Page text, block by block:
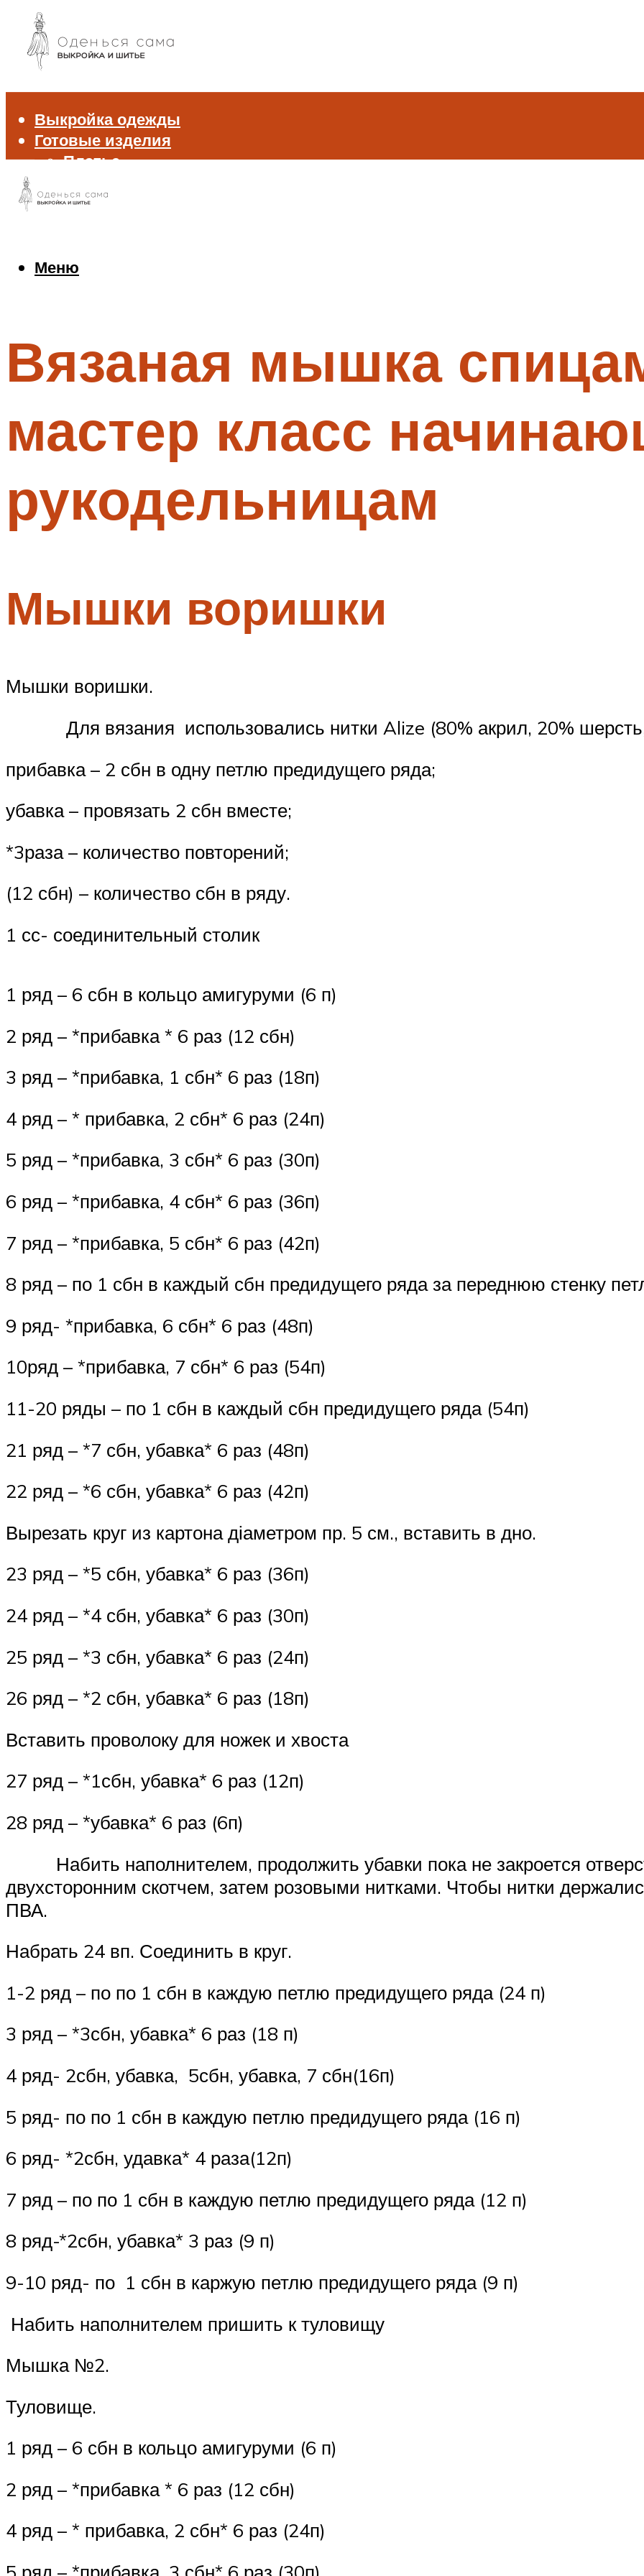
Выкройка одежды
Готовые изделия
Платье
Блуза и рубашка
Джемпер и свитер
Меню
Меню
Вязаная мышка
мастер класс
рукодельницам
Мышки воришки
Мышки воришки.
Для вязания использовались нитки Alize (80% акрил, 20%
прибавка – 2 сбн в одну петлю предидущего ряда;
убавка – провязать 2 сбн вместе;
*3раза – количество повторений;
(12 сбн) – количество сбн в ряду.
1 сс- соединительный столик
1 ряд – 6 сбн в кольцо амигуруми (6 п)
2 ряд – *прибавка * 6 раз (12 сбн)
3 ряд – *прибавка, 1 сбн* 6 раз (18п)
4 ряд – * прибавка, 2 сбн* 6 раз (24п)
5 ряд – *прибавка, 3 сбн* 6 раз (30п)
6 ряд – *прибавка, 4 сбн* 6 раз (36п)
7 ряд – *прибавка, 5 сбн* 6 раз (42п)
8 ряд – по 1 сбн в каждый сбн предидущего ряда за переднюю стенку
9 ряд- *прибавка, 6 сбн* 6 раз (48п)
10ряд – *прибавка, 7 сбн* 6 раз (54п)
11-20 ряды – по 1 сбн в каждый сбн предидущего ряда (54п)
21 ряд – *7 сбн, убавка* 6 раз (48п)
22 ряд – *6 сбн, убавка* 6 раз (42п)
Вырезать круг из картона діаметром пр. 5 см., вставить в дно.
23 ряд – *5 сбн, убавка* 6 раз (36п)
24 ряд – *4 сбн, убавка* 6 раз (30п)
25 ряд – *3 сбн, убавка* 6 раз (24п)
26 ряд – *2 сбн, убавка* 6 раз (18п)
Вставить проволоку для ножек и хвоста
27 ряд – *1сбн, убавка* 6 раз (12п)
28 ряд – *убавка* 6 раз (6п)
Набить наполнителем, продолжить убавки пока не закроется
двухсторонним скотчем, затем розовыми нитками. Чтобы нитки
ПВА.
Набрать 24 вп. Соединить в круг.
1-2 ряд – по по 1 сбн в каждую петлю предидущего ряда (24 п)
3 ряд – *3сбн, убавка* 6 раз (18 п)
4 ряд- 2сбн, убавка, 5сбн, убавка, 7 сбн(16п)
5 ряд- по по 1 сбн в каждую петлю предидущего ряда (16 п)
6 ряд- *2сбн, удавка* 4 раза(12п)
7 ряд – по по 1 сбн в каждую петлю предидущего ряда (12 п)
8 ряд-*2сбн, убавка* 3 раз (9 п)
9-10 ряд- по 1 сбн в каржую петлю предидущего ряда (9 п)
Набить наполнителем пришить к туловищу
Мышка №2.
Туловище.
1 ряд – 6 сбн в кольцо амигуруми (6 п)
2 ряд – *прибавка * 6 раз (12 сбн)
4 ряд – * прибавка, 2 сбн* 6 раз (24п)